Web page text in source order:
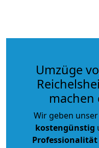
Umzüge
machen
Wir geben
kostengünstig
Professionalität